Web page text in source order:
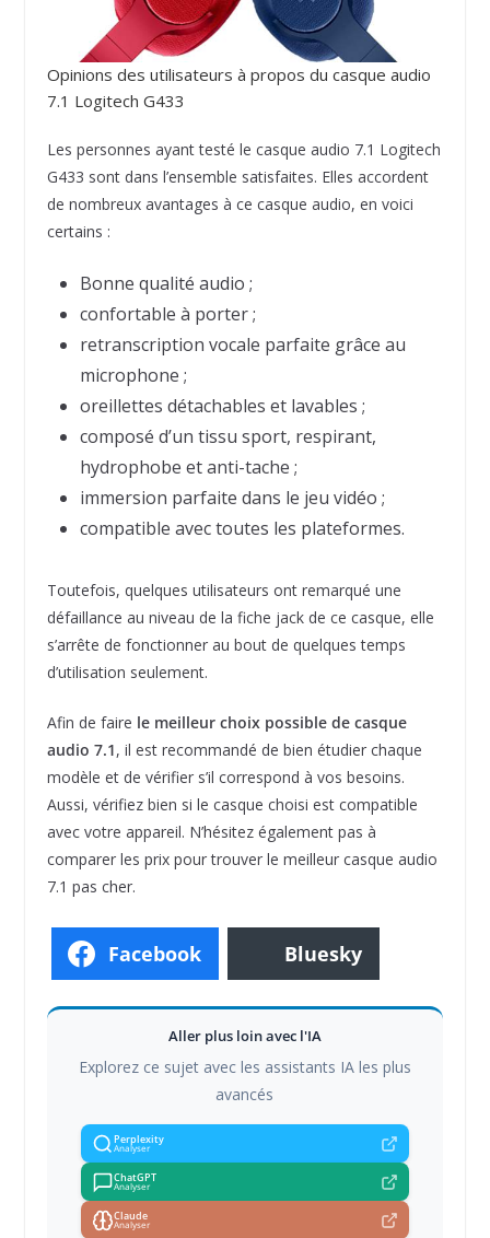
Opinions des utilisateurs à propos du casque audio
7.1 Logitech G433
Les personnes ayant testé le casque audio 7.1 Logitech
G433 sont dans l’ensemble satisfaites. Elles accordent
de nombreux avantages à ce casque audio, en voici
certains :
Bonne qualité audio ;
confortable à porter ;
retranscription vocale parfaite grâce au
microphone ;
oreillettes détachables et lavables ;
composé d’un tissu sport, respirant,
hydrophobe et anti-tache ;
immersion parfaite dans le jeu vidéo ;
compatible avec toutes les plateformes.
Toutefois, quelques utilisateurs ont remarqué une
défaillance au niveau de la fiche jack de ce casque, elle
s’arrête de fonctionner au bout de quelques temps
d’utilisation seulement.
Afin de faire le meilleur choix possible de casque
audio 7.1, il est recommandé de bien étudier chaque
modèle et de vérifier s’il correspond à vos besoins.
Aussi, vérifiez bien si le casque choisi est compatible
avec votre appareil. N’hésitez également pas à
comparer les prix pour trouver le meilleur casque audio
7.1 pas cher.
Facebook Bluesky
Aller plus loin avec l'IA
Explorez ce sujet avec les assistants IA les plus
avancés
Perplexity
Analyser
ChatGPT
Analyser
Claude
Analyser